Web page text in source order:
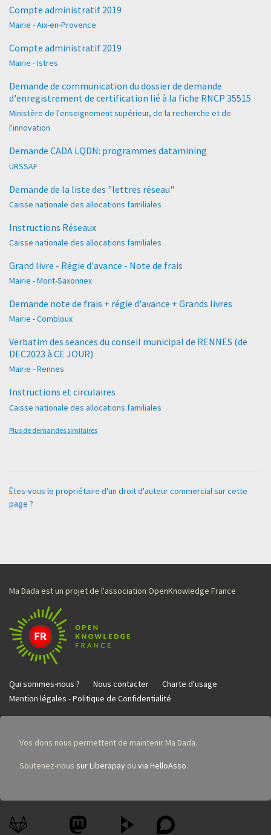
Compte administratif 2019
Mairie - Aix-en-Provence
Compte administratif 2019
Mairie - Istres
Demande de communication du dossier de demande
d'enregistrement de certification lié à la fiche RNCP 35515
Ministère de l'enseignement supérieur, de la recherche et de
l'innovation
Demande CADA LQDN: programmes datamining
URSSAF
Demande de la liste des "lettres réseau"
Caisse nationale des allocations familiales
Instructions Réseaux
Caisse nationale des allocations familiales
Grand livre - Régie d'avance - Note de frais
Mairie - Mont-Saxonnex
Demande note de frais + régie d'avance + Grands livres
Mairie - Combloux
Verbatim des seances du conseil municipal de RENNES (de
DEC2023 à CE JOUR)
Mairie - Rennes
Instructions et circulaires
Caisse nationale des allocations familiales
Plus de demandes similaires
Êtes-vous le propriétaire d'un droit d'auteur commercial sur cette
page ?
Ma Dada est un projet de l'association OpenKnowledge France
Qui sommes-nous ? Nous contacter
Charte d'usage
Mention légales - Politique de Confidentialité
Vos dons nous permettent de maintenir Ma Dada.
Soutenez-nous sur Liberapay ou via HelloAsso.